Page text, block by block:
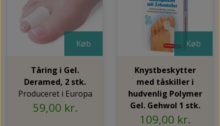
Køb
Tåring i Gel.
Deramed, 2 stk.
Produceret i Europa
59,00 kr.
Køb
Knystbeskytter
med tåskiller i
hudvenlig Polymer
Gel. Gehwol 1 stk.
109,00 kr.